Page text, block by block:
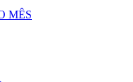
MÊS